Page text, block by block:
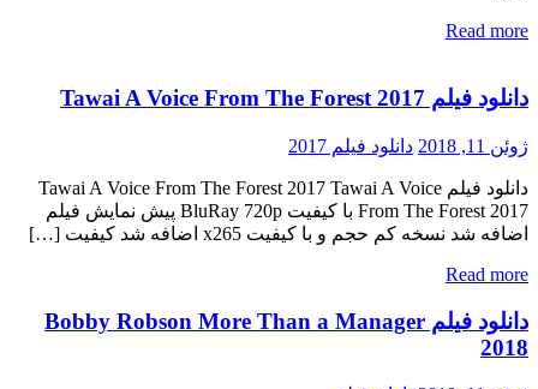
Read more
دانلود فیلم Tawai A Voice From The Forest 2017
ژوئن 11, 2018 دانلود فیلم 2017
دانلود فیلم Tawai A Voice From The Forest 2017 Tawai A Voice
From The Forest 2017 با کیفیت BluRay 720p پیش نمایش فیلم
اضافه شد نسخه کم حجم و با کیفیت x265 اضافه شد کیفیت […]
Read more
دانلود فیلم Bobby Robson More Than a Manager
2018